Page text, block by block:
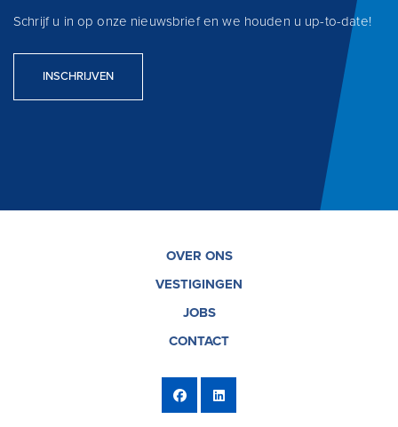
Schrijf u in op onze nieuwsbrief en we houden u up-to-date!
INSCHRIJVEN
OVER ONS
VESTIGINGEN
JOBS
CONTACT